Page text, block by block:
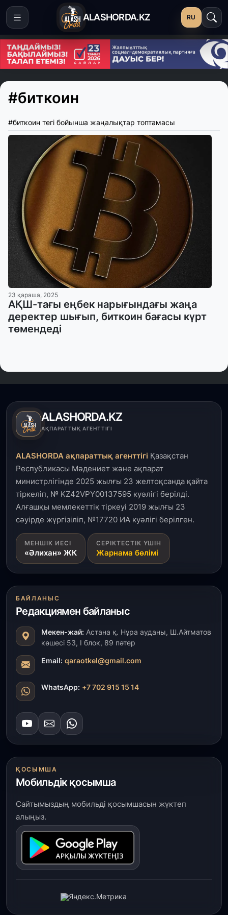
ALASHORDA.KZ RU
#биткоин
#биткоин тегі бойынша жаңалықтар топтамасы
23 қараша, 2025
АҚШ-тағы еңбек нарығындағы жаңа
деректер шығып, биткоин бағасы күрт
төмендеді
ALASHORDA.KZ
АҚПАРАТТЫҚ АГЕНТТІГІ
ALASHORDA ақпараттық агенттігі Қазақстан
Республикасы Мәдениет және ақпарат
министрлігінде 2025 жылғы 23 желтоқсанда қайта
тіркеліп, № KZ42VPY00137595 куәлігі берілді.
Алғашқы мемлекеттік тіркеуі 2019 жылғы 23
сәуірде жүргізіліп, №17720 ИА куәлігі берілген.
МЕНШІК ИЕСІ
«Әлихан» ЖК
СЕРІКТЕСТІК ҮШІН
Жарнама бөлімі
БАЙЛАНЫС
Редакциямен байланыс
Мекен-жай: Астана қ. Нұра ауданы, Ш.Айтматов
көшесі 53, І блок, 89 пәтер
Email: qaraotkel@gmail.com
WhatsApp: +7 702 915 15 14
ҚОСЫМША
Мобильдік қосымша
Сайтымыздың мобильді қосымшасын жүктеп
алыңыз.